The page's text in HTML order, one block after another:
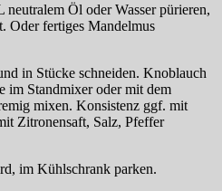
Öl oder Wasser pürieren,
Oder fertiges Mandelmus
in Stücke schneiden. Knoblauch
im Standmixer oder mit dem
mixen. Konsistenz ggf. mit
Zitronensaft, Salz, Pfeffer
im Kühlschrank parken.